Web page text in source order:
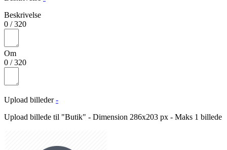
Beskrivelse
0 /320
Om
0 /320
Upload billeder -
Upload billede til "Butik" - Dimension 286x203 px - Maks 1 billede